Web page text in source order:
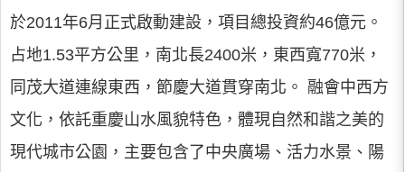
於2011年6月正式啟動建設，項目總投資約46億元。
占地1.53平方公里，南北長2400米，東西寬770米，
同茂大道連線東西，節慶大道貫穿南北。 融會中西方
文化，依託重慶山水風貌特色，體現自然和諧之美的
現代城市公園，主要包含了中央廣場、活力水景、陽